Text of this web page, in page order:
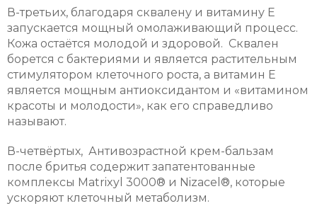
В-третьих, благодаря сквалену и витамину E
запускается мощный омолаживающий процесс.
Кожа остаётся молодой и здоровой. Сквален
борется с бактериями и является растительным
стимулятором клеточного роста, а витамин E
является мощным антиоксидантом и «витамином
красоты и молодости», как его справедливо
называют.
В-четвёртых, Антивозрастной крем-бальзам
после бритья содержит запатентованные
комплексы Matrixyl 3000® и Nizacel®, которые
ускоряют клеточный метаболизм.